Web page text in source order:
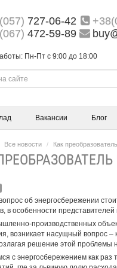
727-06-42
472-59-89
Пн-Пт с 9:00 до 18:00
Вакансии Блог
Все новости Как
об энергосбережении
в особенности
производственных
возникает насущный вопрос –
решение этой проблемы
с энергосбережением как